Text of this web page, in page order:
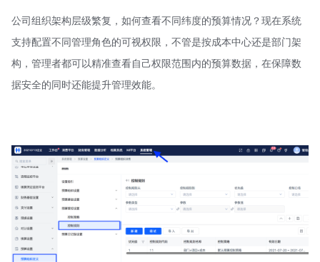
公司组织架构层级繁复，如何查看不同纬度的预算情况？现在系统
支持配置不同管理角色的可视权限，不管是按成本中心还是部门架
构，管理者都可以精准查看自己权限范围内的预算数据，在保障数
据安全的同时还能提升管理效能。